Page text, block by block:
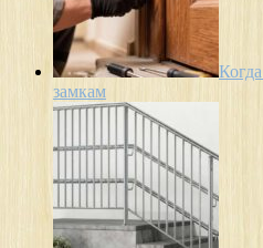
замкам